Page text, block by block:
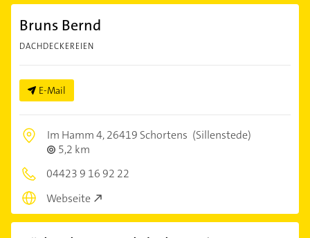
Bruns Bernd
DACHDECKEREIEN
E-Mail
Im Hamm 4,26419 Schortens (Sillenstede)
5,2 km
04423 9 16 92 22
Webseite